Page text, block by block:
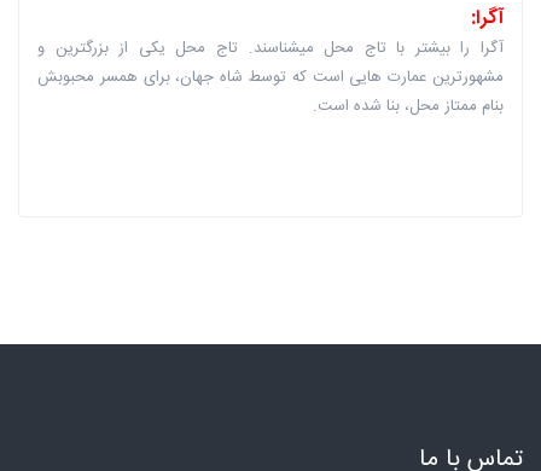
آگرا:
آگرا را بیشتر با تاج محل میشناسند. تاج محل یکی از بزرگترین و
مشهورترین عمارت هایی است که توسط شاه جهان، برای همسر محبوبش
بنام ممتاز محل، بنا شده است.
تماس با ما